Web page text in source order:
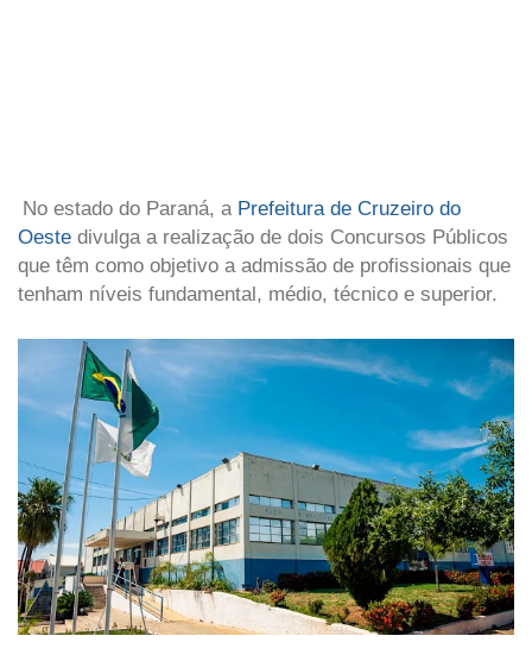
No estado do Paraná, a Prefeitura de Cruzeiro do
Oeste divulga a realização de dois Concursos Públicos
que têm como objetivo a admissão de profissionais que
tenham níveis fundamental, médio, técnico e superior.